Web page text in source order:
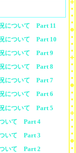
について Part 11
について Part 10
について Part 9
について Part 8
況について Part 7
について Part 6
について Part 5
ついて Part 4
ついて Part 3
ついて Part 2